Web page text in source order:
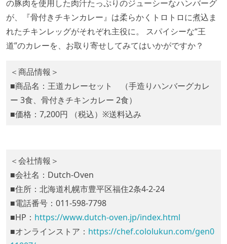
の豚肉を使用した肉汁たっぷりのジューシーなハンバーグ
が、『骨付きチキンカレー』は柔らかくトロトロに煮込ま
れたチキンレッグがそれぞれ主役に。 スパイシーな“王
道”のカレーを、お取り寄せしてみてはいかがですか？
＜商品情報＞
■商品名：王道カレーセット （手造りハンバーグカレ
ー 3食、骨付きチキンカレー 2食）
■価格：7,200円 （税込）※送料込み
＜会社情報＞
■会社名：Dutch-Oven
■住所：北海道札幌市豊平区福住2条4-2-24
■電話番号：011-598-7798
■HP： https://www.dutch-oven.jp/index.html
■オンラインストア： https://chef.cololukun.com/gen0